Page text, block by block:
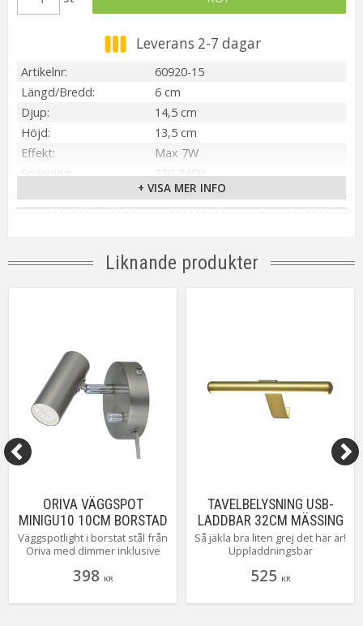
Leverans 2-7 dagar
Artikelnr
60920-15
Längd/Bredd
6 cm
Djup
14,5 cm
Höjd
13,5 cm
Effekt
Max 7W
Spänning
220-240V
IP20
Material / Färg
Svart/Matt Mässing
GU10
Dimmer på lampa
Anpassad för
Tillverkare
Aneta Belysning AB
+ VISA MER INFO
Liknande produkter
ORIVA VÄGGSPOT
MINIGU10 10CM BORSTAD
STÅL
Väggspotlight i borstat stål från
Oriva med dimmer inklusive
398 KR
TAVELBELYSNING USB-
LADDBAR 32CM MÄSSING
Så jäkla bra liten grej det här är!
Uppladdningsbar
Unison som du enkelt placerar
är vridbar på det lilla
525 KR